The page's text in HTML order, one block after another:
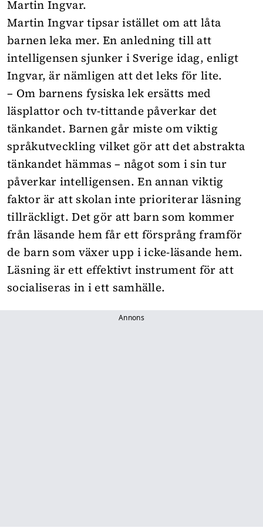
Martin Ingvar.
Martin Ingvar tipsar istället om att låta
barnen leka mer. En anledning till att
intelligensen sjunker i Sverige idag, enligt
Ingvar, är nämligen att det leks för lite.
– Om barnens fysiska lek ersätts med
läsplattor och tv-tittande påverkar det
tänkandet. Barnen går miste om viktig
språkutveckling vilket gör att det abstrakta
tänkandet hämmas – något som i sin tur
påverkar intelligensen. En annan viktig
faktor är att skolan inte prioriterar läsning
tillräckligt. Det gör att barn som kommer
från läsande hem får ett försprång framför
de barn som växer upp i icke-läsande hem.
Läsning är ett effektivt instrument för att
socialiseras in i ett samhälle.
Annons